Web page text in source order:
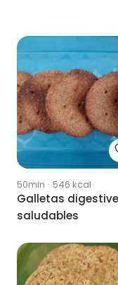
50min · 546 kcal
Galletas digestive
saludables